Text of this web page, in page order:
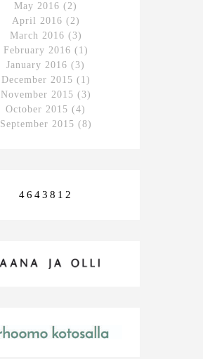
May 2016 (2)
April 2016 (2)
March 2016 (3)
February 2016 (1)
January 2016 (3)
December 2015 (1)
November 2015 (3)
October 2015 (4)
September 2015 (8)
4643812